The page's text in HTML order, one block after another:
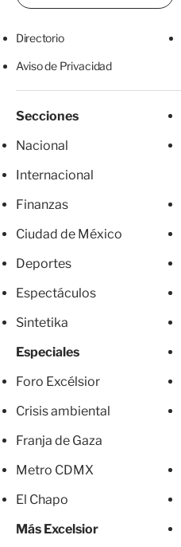
Directorio
Aviso de Privacidad
Secciones
Nacional
Internacional
Finanzas
Ciudad de México
Deportes
Espectáculos
Sintetika
Especiales
Foro Excélsior
Crisis ambiental
Franja de Gaza
Metro CDMX
El Chapo
Más Excelsior